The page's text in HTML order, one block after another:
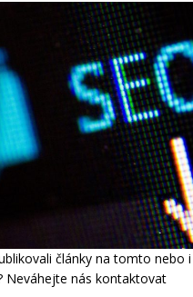
články na tomto nebo
Neváhejte nás kontaktovat